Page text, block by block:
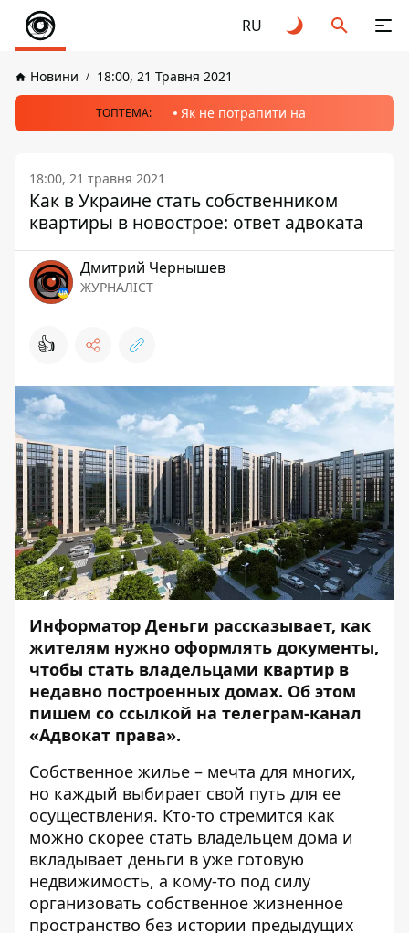
RU
Новини 18:00, 21 Травня 2021
ТОПТЕМА: Як не потрапити на
18:00, 21 травня 2021
Как в Украине стать собственником
квартиры в новострое: ответ адвоката
Дмитрий Чернышев
ЖУРНАЛІСТ
👍
Информатор Деньги рассказывает, как
жителям нужно оформлять документы,
чтобы стать владельцами квартир в
недавно построенных домах. Об этом
пишем со ссылкой на телеграм-канал
«Адвокат права».
Собственное жилье – мечта для многих,
но каждый выбирает свой путь для ее
осуществления. Кто-то стремится как
можно скорее стать владельцем дома и
вкладывает деньги в уже готовую
недвижимость, а кому-то под силу
организовать собственное жизненное
пространство без истории предыдущих